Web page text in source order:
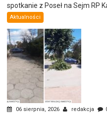
spotkanie z Poseł na Sejm RP
Aktualności
06 sierpnia, 2026 redakcja